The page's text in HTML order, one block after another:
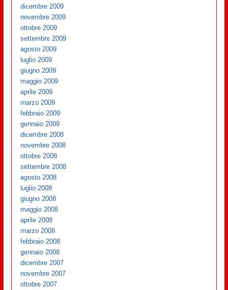
dicembre 2009
novembre 2009
ottobre 2009
settembre 2009
agosto 2009
luglio 2009
giugno 2009
maggio 2009
aprile 2009
marzo 2009
febbraio 2009
gennaio 2009
dicembre 2008
novembre 2008
ottobre 2008
settembre 2008
agosto 2008
luglio 2008
giugno 2008
maggio 2008
aprile 2008
marzo 2008
febbraio 2008
gennaio 2008
dicembre 2007
novembre 2007
ottobre 2007